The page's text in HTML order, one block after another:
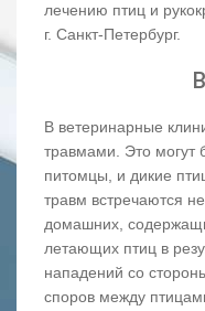
лечению птиц и
г. Санкт-Петербург.
В ветеринарные
травмами. Это могут
питомцы, и дикие
травм встречаются
домашних,
летающих птиц в
нападений со
споров между